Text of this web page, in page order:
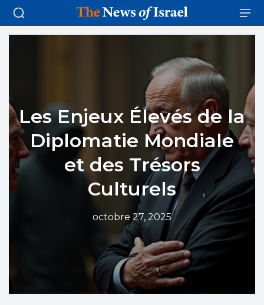
Les Enjeux Élevés de la
Diplomatie Mondiale
et des Trésors
Culturels
octobre 27, 2025